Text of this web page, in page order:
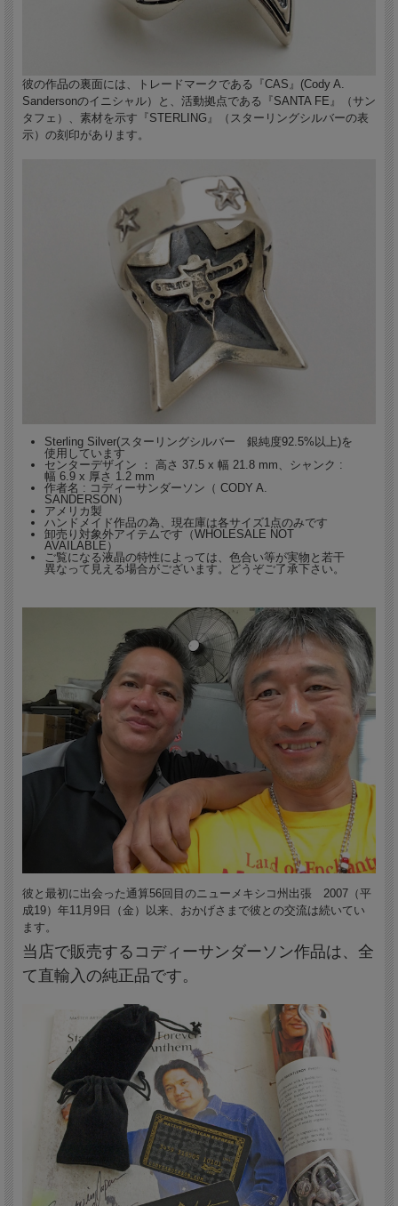
彼の作品の裏面には、トレードマークである『CAS』(Cody A.
Sandersonのイニシャル）と、活動拠点である『SANTA FE』（サン
タフェ）、素材を示す『STERLING』（スターリングシルバーの表
示）の刻印があります。
Sterling Silver(スターリングシルバー 銀純度92.5%以上)を
使用しています
センターデザイン ： 高さ 37.5 x 幅 21.8 mm、シャンク :
幅 6.9 x 厚さ 1.2 mm
作者名 : コディーサンダーソン（ CODY A.
SANDERSON）
アメリカ製
ハンドメイド作品の為、現在庫は各サイズ1点のみです
卸売り対象外アイテムです（WHOLESALE NOT
AVAILABLE）
ご覧になる液晶の特性によっては、色合い等が実物と若干
異なって見える場合がございます。どうぞご了承下さい。
彼と最初に出会った通算56回目のニューメキシコ州出張 2007（平
成19）年11月9日（金）以来、おかげさまで彼との交流は続いてい
ます。
当店で販売するコディーサンダーソン作品は、全
て直輸入の純正品です。